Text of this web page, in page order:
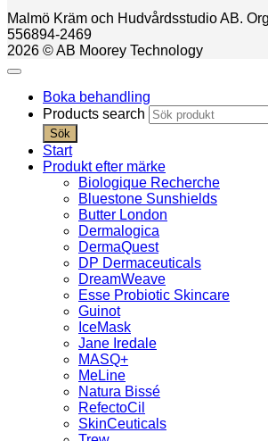
Malmö Kräm och Hudvårdsstudio AB.
556894-2469
2026 © AB Moorey Technology
Boka behandling
Products search
Sök
Start
Produkt efter märke
Biologique Recherche
Bluestone Sunshields
Butter London
Dermalogica
DermaQuest
DP Dermaceuticals
DreamWeave
Esse Probiotic Skincare
Guinot
IceMask
Jane Iredale
MASQ+
MeLine
Natura Bissé
RefectoCil
SkinCeuticals